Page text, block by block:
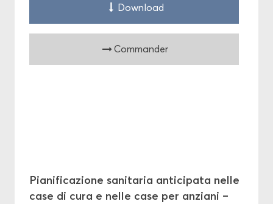
Down­load
Com­man­der
Pia­ni­fi­ca­zione sa­ni­ta­ria an­ti­ci­pa­ta nelle
case di cura e nelle case per an­zia­ni –